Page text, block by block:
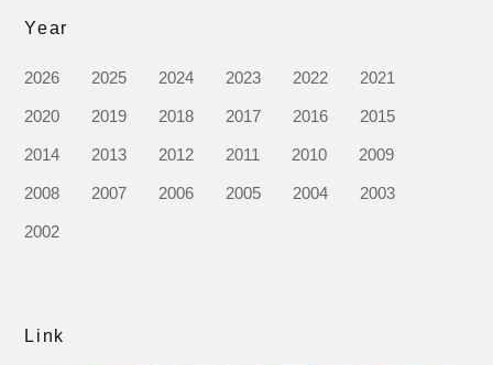
Year
2026 2025 2024 2023 2022 2021
2020 2019 2018 2017 2016 2015
2014 2013 2012 2011 2010 2009
2008 2007 2006 2005 2004 2003
2002
Link